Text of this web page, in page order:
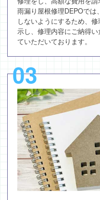
雨漏り屋根修理DEPOで
しないようにするため、
示し、修理内容にご納得
ていただいております。
03